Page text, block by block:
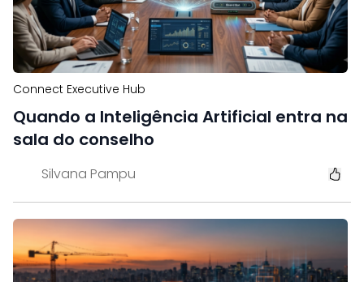
Connect Executive Hub
Quando a Inteligência Artificial entra na
sala do conselho
Silvana Pampu